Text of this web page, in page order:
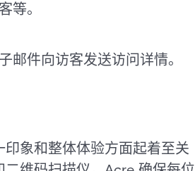
等。
邮件向访客发送访问详情。
象和整体体验方面起着至关